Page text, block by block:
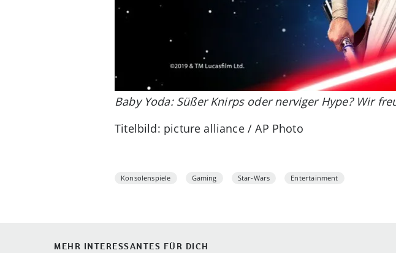
Baby Yoda: Süßer Knirps oder nerviger Hype? Wir
Titelbild: picture alliance / AP Photo
Konsolenspiele Gaming Star-Wars Entertainment
MEHR INTERESSANTES FÜR DICH